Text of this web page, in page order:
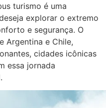
turismo é uma
explorar o extremo
e segurança. O
Argentina e Chile,
cidades icônicas
essa jornada